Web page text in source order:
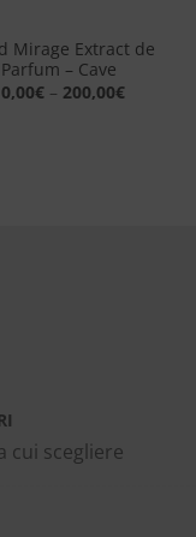
Mirage Extract de
Parfum – Cave
€ – 200,00€
cui scegliere